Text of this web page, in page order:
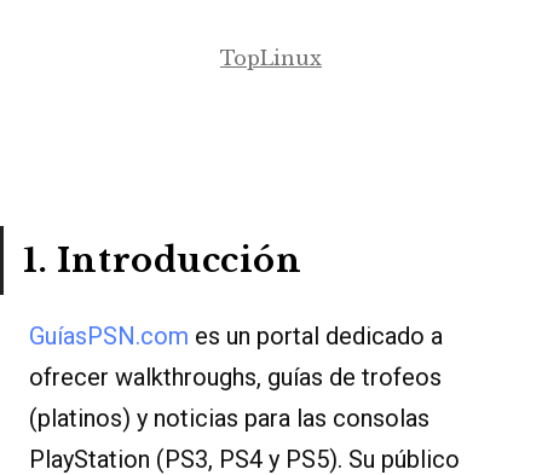
TopLinux
1. Introducción
GuíasPSN.com es un portal dedicado a
ofrecer walkthroughs, guías de trofeos
(platinos) y noticias para las consolas
PlayStation (PS3, PS4 y PS5). Su público